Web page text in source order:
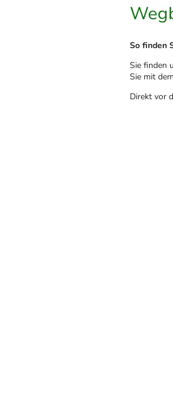
So finden
Sie finden
Sie mit
Direkt vor